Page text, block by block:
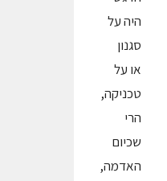
היה על
סגנון
או על
טכניקה,
הרי
שכיום
האדמה,